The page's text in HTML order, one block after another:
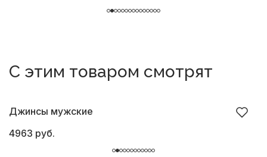
С этим товаром смотрят
Джинсы мужские
4963 руб.